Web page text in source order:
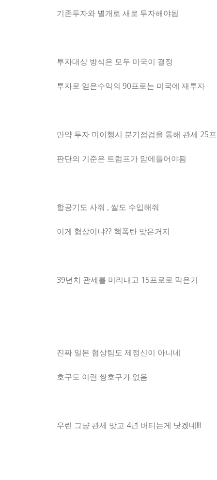
기존투자와 별개로 새로 투자해야됨
투자대상 방식은 모두 미국이 결정
투자로 얻은수익의 90프로는 미국에 재투자
만약 투자 미이행시 분기점검을 통해 관세 25
판단의 기준은 트럼프가 맘에들어야됨
항공기도 사줘 , 쌀도 수입해줘
이게 협상이냐?? 핵폭탄 맞은거지
39년치 관세를 미리내고 15프로로 막은거
진짜 일본 협상팀도 제정신이 아니네
호구도 이런 쌍호구가 없음
우린 그냥 관세 맞고 4년 버티는게 낫겠네!!!
미국은 중남미와 일본 사이의 조율에서 군사